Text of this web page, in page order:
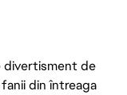
divertisment de
din întreaga